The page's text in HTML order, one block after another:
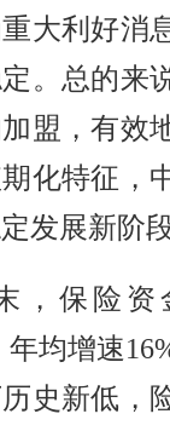
大利好消
。总的来
盟，有效
化特征，
发展新阶段
，保险资
年均增速
史新低，